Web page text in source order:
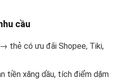
cầu
→ thẻ có ưu đãi Shopee, Tiki,
tiền xăng dầu, tích điểm dặm